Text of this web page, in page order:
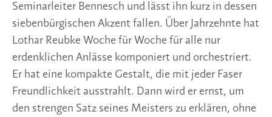
Seminarleiter Bennesch und lässt ihn kurz in dessen
siebenbürgischen Akzent fallen. Über Jahrzehnte hat
Lothar Reubke Woche für Woche für alle nur
erdenklichen Anlässe komponiert und orchestriert.
Er hat eine kompakte Gestalt, die mit jeder Faser
Freundlichkeit ausstrahlt. Dann wird er ernst, um
den strengen Satz seines Meisters zu erklären, ohne